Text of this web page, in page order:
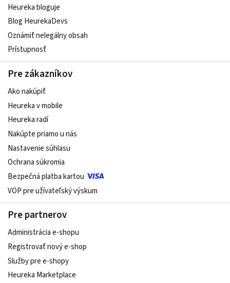
Heureka bloguje
Blog HeurekaDevs
Oznámiť nelegálny obsah
Prístupnosť
Pre zákazníkov
Ako nakúpiť
Heureka v mobile
Heureka radí
Nakúpte priamo u nás
Nastavenie súhlasu
Ochrana súkromia
Bezpečná platba kartou
VOP pre užívateľský výskum
Pre partnerov
Administrácia e-shopu
Registrovať nový e-shop
Služby pre e‑shopy
Heureka Marketplace